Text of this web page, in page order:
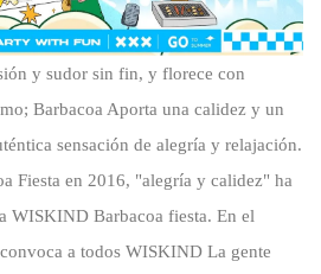
y sudor sin fin, y florece con
Barbacoa Aporta una calidez y un
sensación de alegría y relajación.
Fiesta en 2016, "alegría y calidez" ha
WISKIND Barbacoa fiesta. En el
a todos WISKIND La gente